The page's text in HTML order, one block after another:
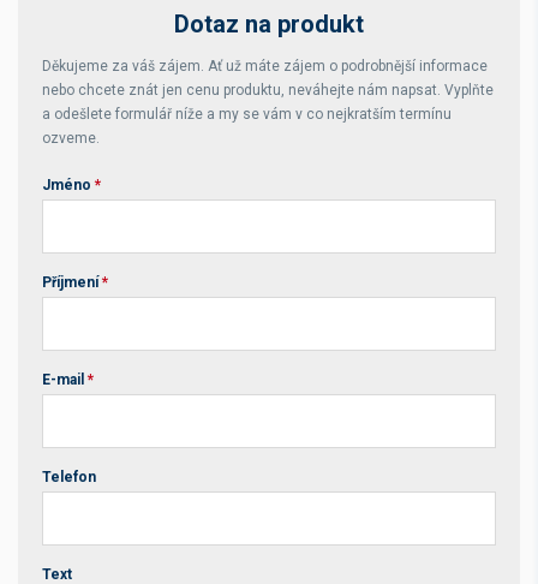
Dotaz na produkt
Děkujeme za váš zájem. Ať už máte zájem o podrobnější informace
nebo chcete znát jen cenu produktu, neváhejte nám napsat. Vyplňte
a odešlete formulář níže a my se vám v co nejkratším termínu
ozveme.
Jméno *
Příjmení *
E-mail *
Telefon
Text